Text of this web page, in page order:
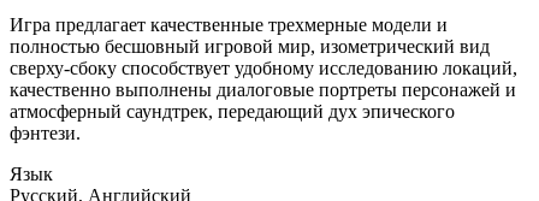
Игра предлагает качественные трехмерные модели и
полностью бесшовный игровой мир, изометрический вид
сверху-сбоку способствует удобному исследованию локаций,
качественно выполнены диалоговые портреты персонажей и
атмосферный саундтрек, передающий дух эпического
фэнтези.
Язык
Русский, Английский